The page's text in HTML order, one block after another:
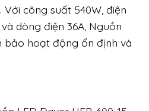
công suất 540W, điện
dòng điện 36A, Nguồn
bảo hoạt động ổn định và